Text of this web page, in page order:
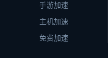
手游加速
主机加速
免费加速